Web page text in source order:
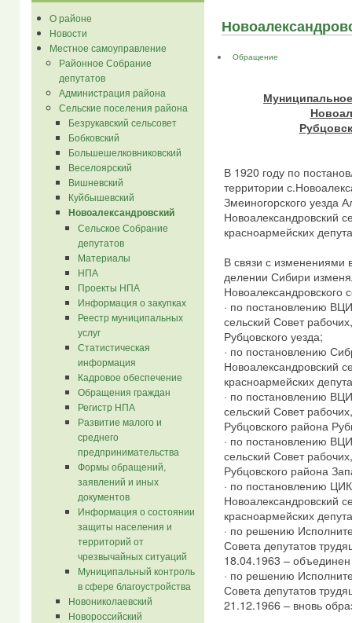
О районе
Новости
Местное самоуправление
Районное Собрание
депутатов
Администрация района
Сельские поселения района
Безрукавский сельсовет
Бобковский
Большешелковниковский
Веселоярский
Вишневский
Куйбышевский
Новоалександровский
Сельское Собрание
депутатов
Материалы
НПА
Проекты НПА
Информация о закупках
Реестр муниципальных
услуг
Статистическая
информация
Кадровое обеспечение
Обращения граждан
Регистр НПА
Развитие малого и
среднего
предпринимательства
Формы обращений,
заявлений и иных
документов
Информация о состоянии
защиты населения и
территорий от
чрезвычайных ситуаций
Муниципальный контроль
в сфере благоустройства
Новониколаевский
Новороссийский
Обращение
В 1920 году по
территории
Змеиногорского уезда
Новоалександровский
красноармейских
В связи с изменениями
делении Сибири
Новоалександровского
· по постановлению
сельский Совет
Рубцовского уезда;
· по постановлению
Новоалександровский
красноармейских
· по постановлению
сельский Совет
Рубцовского района
· по постановлению
сельский Совет
Рубцовского района
· по постановлению
Новоалександровский
красноармейских
· по решению
Совета депутатов
18.04.1963 –
· по решению
Совета депутатов
21.12.1966 – вновь